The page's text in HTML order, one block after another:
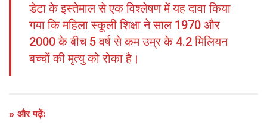
डेटा के इस्तेमाल से एक विश्लेषण में यह दावा किया
गया कि महिला स्कूली शिक्षा ने साल 1970 और
2000 के बीच 5 वर्ष से कम उम्र के 4.2 मिलियन
बच्चों की मृत्यु को रोका है।
» और पढ़ें: